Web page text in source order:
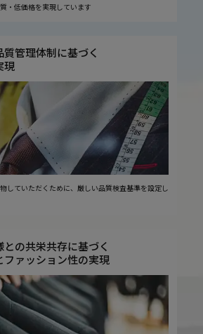
・低価格を実現しています
質管理体制に基づく
現
していただくために、厳しい品質検査基準を設定し
との共栄共存に基づく
ファッション性の実現